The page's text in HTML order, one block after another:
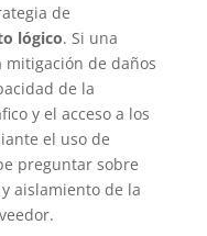
de
lógico. Si una
de daños
de la
y el acceso a los
el uso de
preguntar sobre
aislamiento de la